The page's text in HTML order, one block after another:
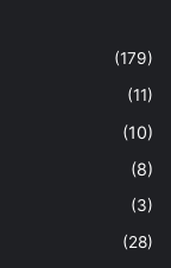
(179)
(11)
(10)
(8)
(3)
(28)